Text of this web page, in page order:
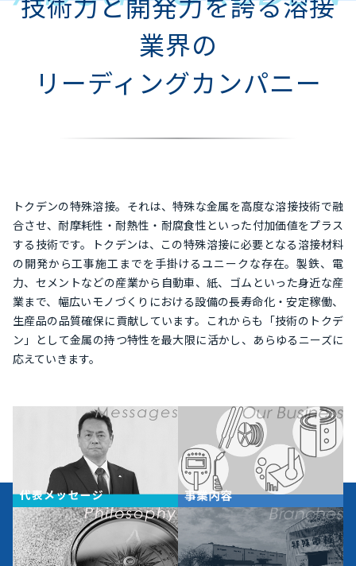
業界の
リーディングカンパニー
トクデンの特殊溶接。それは、特殊な金属を高度な溶接技術で融
合させ、耐摩耗性・耐熱性・耐腐食性といった付加価値をプラス
する技術です。トクデンは、この特殊溶接に必要となる溶接材料
の開発から工事施工までを手掛けるユニークな存在。製鉄、電
力、セメントなどの産業から自動車、紙、ゴムといった身近な産
業まで、幅広いモノづくりにおける設備の長寿命化・安定稼働、
生産品の品質確保に貢献しています。これからも「技術のトクデ
ン」として金属の持つ特性を最大限に活かし、あらゆるニーズに
応えていきます。